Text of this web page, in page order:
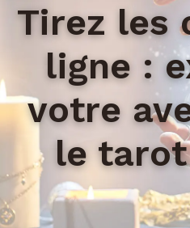
Tirez les
ligne :
votre
le